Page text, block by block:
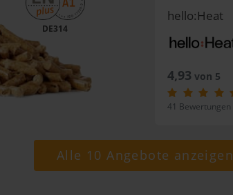
DE314
hello:Heat
4,93 von 5
41 Bewertungen
Alle 10 Angebote anzeigen